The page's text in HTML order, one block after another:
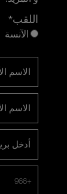
اللقب*
الآنسة
الاسم
الاسم
أدخل
+966